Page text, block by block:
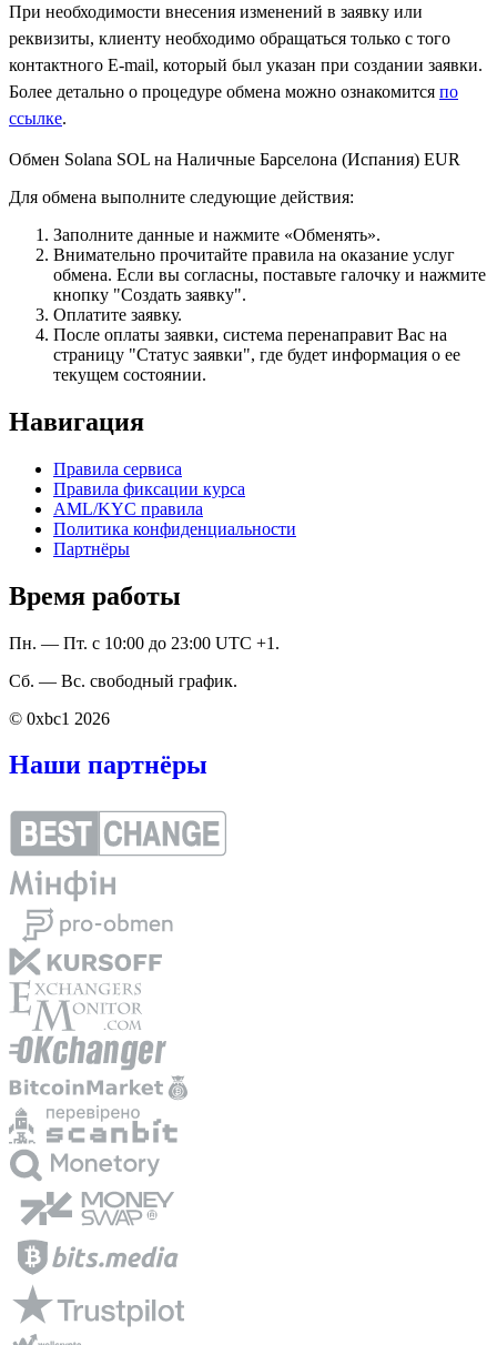
При необходимости внесения изменений в заявку или
реквизиты, клиенту необходимо обращаться только с того
контактного Е-mail, который был указан при создании заявки.
Более детально о процедуре обмена можно ознакомится по
ссылке.
Обмен Solana SOL на Наличные Барселона (Испания) EUR
Для обмена выполните следующие действия:
Заполните данные и нажмите «Обменять».
Внимательно прочитайте правила на оказание услуг
обмена. Если вы согласны, поставьте галочку и нажмите
кнопку "Создать заявку".
Оплатите заявку.
После оплаты заявки, система перенаправит Вас на
страницу "Статус заявки", где будет информация о ее
текущем состоянии.
Навигация
Правила сервиса
Правила фиксации курса
AML/KYC правила
Политика конфиденциальности
Партнёры
Время работы
Пн. — Пт. с 10:00 до 23:00 UTC +1.
Сб. — Вс. свободный график.
© 0xbc1 2026
Наши партнёры